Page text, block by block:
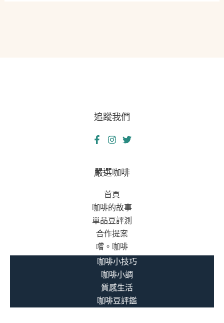
追蹤我們
嚴選咖啡
首頁
咖啡的故事
單品豆評測
合作提案
嚐。咖啡
咖啡小技巧
咖啡小調
質感生活
咖啡豆評鑑